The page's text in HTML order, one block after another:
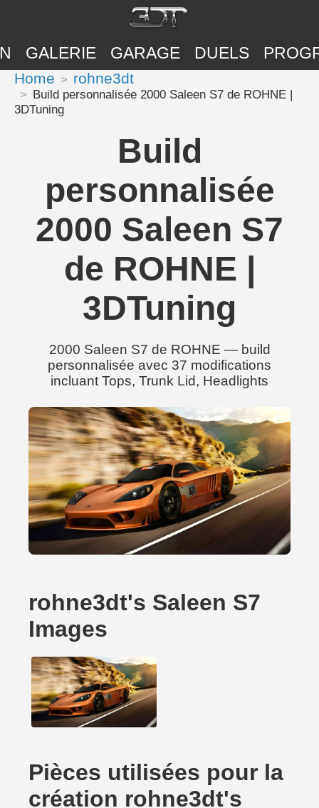
GALERIE GARAGE DUELS
Home rohne3dt
Build personnalisée 2000 Saleen S7 de ROHNE |
3DTuning
Build
personnalisée
2000 Saleen S7
de ROHNE |
3DTuning
2000 Saleen S7 de ROHNE — build
personnalisée avec 37 modifications
incluant Tops, Trunk Lid, Headlights
rohne3dt's Saleen S7
Images
Pièces utilisées pour la
création rohne3dt's